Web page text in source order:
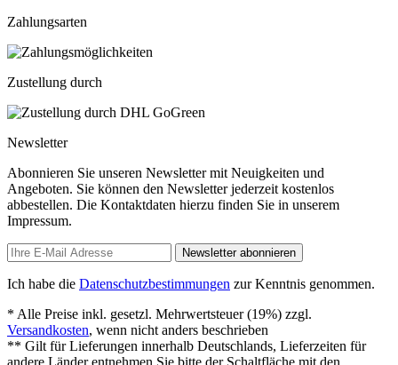
Zahlungsarten
Zustellung durch
Newsletter
Abonnieren Sie unseren Newsletter mit Neuigkeiten und
Angeboten. Sie können den Newsletter jederzeit kostenlos
abbestellen. Die Kontaktdaten hierzu finden Sie in unserem
Impressum.
Newsletter abonnieren
Ich habe die Datenschutzbestimmungen zur Kenntnis genommen.
* Alle Preise inkl. gesetzl. Mehrwertsteuer (19%) zzgl.
Versandkosten, wenn nicht anders beschrieben
** Gilt für Lieferungen innerhalb Deutschlands, Lieferzeiten für
andere Länder entnehmen Sie bitte der Schaltfläche mit den